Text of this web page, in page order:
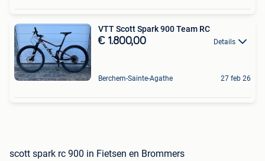
VTT Scott Spark 900 Team RC
€ 1.800,00 Details
Berchem-Sainte-Agathe 27 feb 26
scott spark rc 900 in Fietsen en Brommers